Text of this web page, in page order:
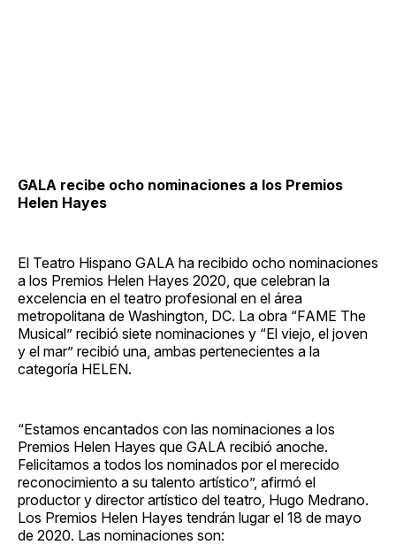
GALA recibe ocho nominaciones a los Premios
Helen Hayes
El Teatro Hispano GALA ha recibido ocho nominaciones
a los Premios Helen Hayes 2020, que celebran la
excelencia en el teatro profesional en el área
metropolitana de Washington, DC. La obra “FAME The
Musical” recibió siete nominaciones y “El viejo, el joven
y el mar” recibió una, ambas pertenecientes a la
categoría HELEN.
“Estamos encantados con las nominaciones a los
Premios Helen Hayes que GALA recibió anoche.
Felicitamos a todos los nominados por el merecido
reconocimiento a su talento artístico”, afirmó el
productor y director artístico del teatro, Hugo Medrano.
Los Premios Helen Hayes tendrán lugar el 18 de mayo
de 2020. Las nominaciones son: